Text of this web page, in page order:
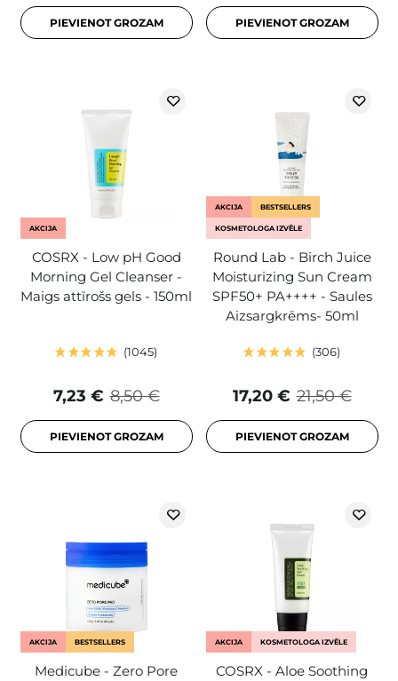
PIEVIENOT GROZAM PIEVIENOT GROZAM
AKCIJA
COSRX - Low pH Good
Morning Gel Cleanser -
Maigs attīrošs gels - 150ml
1045
8,50 €
7,23 €
PIEVIENOT GROZAM
AKCIJA BESTSELLERS
KOSMETOLOGA IZVĒLE
Round Lab - Birch Juice
Moisturizing Sun Cream
SPF50+ PA++++ - Saules
Aizsargkrēms- 50ml
306
21,50 €
17,20 €
PIEVIENOT GROZAM
AKCIJA BESTSELLERS
Medicube - Zero Pore
AKCIJA KOSMETOLOGA IZVĒLE
COSRX - Aloe Soothing